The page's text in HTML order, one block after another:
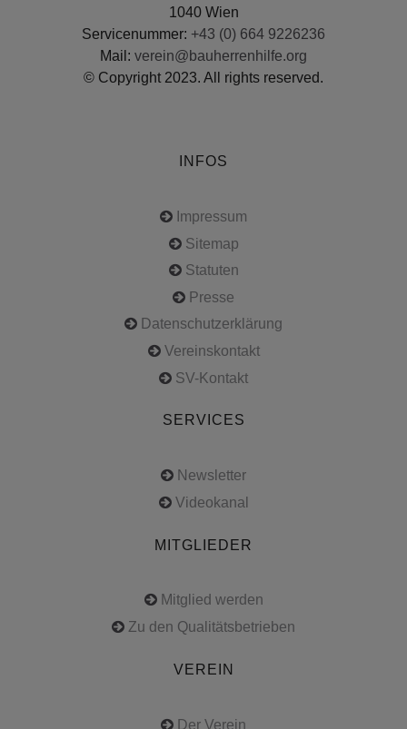
1040 Wien
Servicenummer: +43 (0) 664 9226236
Mail: verein@bauherrenhilfe.org
© Copyright 2023. All rights reserved.
INFOS
Impressum
Sitemap
Statuten
Presse
Datenschutzerklärung
Vereinskontakt
SV-Kontakt
SERVICES
Newsletter
Videokanal
MITGLIEDER
Mitglied werden
Zu den Qualitätsbetrieben
VEREIN
Der Verein